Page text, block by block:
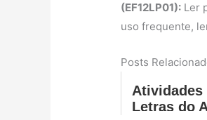
(EF12LP01): Ler
uso frequente,
Posts
Atividades
Letras do